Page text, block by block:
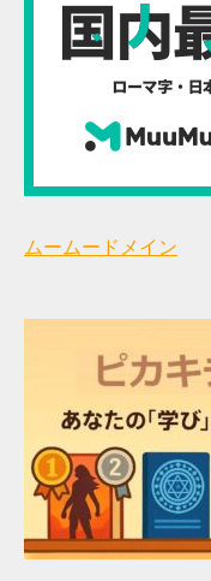
ムームードメイン